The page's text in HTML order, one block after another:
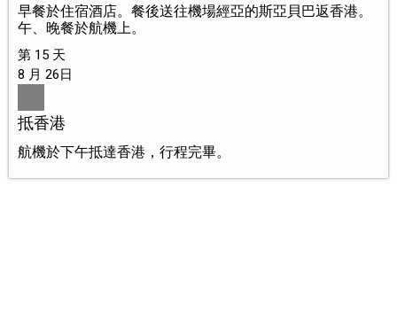
早餐於住宿酒店。餐後送往機場經亞的斯亞貝巴返香港。
午、晚餐於航機上。
第 15 天
8 月 26日
抵香港
航機於下午抵達香港，行程完畢。